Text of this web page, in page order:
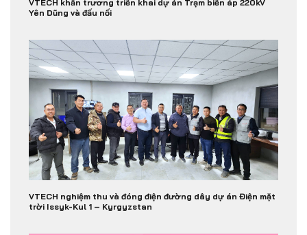
VTECH khẩn trương triển khai dự án Trạm biến áp 220kV
Yên Dũng và đấu nối
VTECH nghiệm thu và đóng điện đường dây dự án Điện mặt
trời Issyk-Kul 1 – Kyrgyzstan